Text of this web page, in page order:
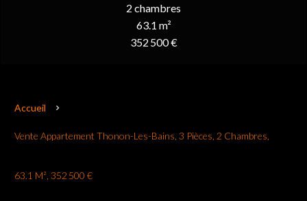
2 chambres
63.1 m²
352 500 €
Accueil
Vente Appartement Thonon-Les-Bains, 3 Pièces, 2 Chambres,
63.1 M², 352 500 €